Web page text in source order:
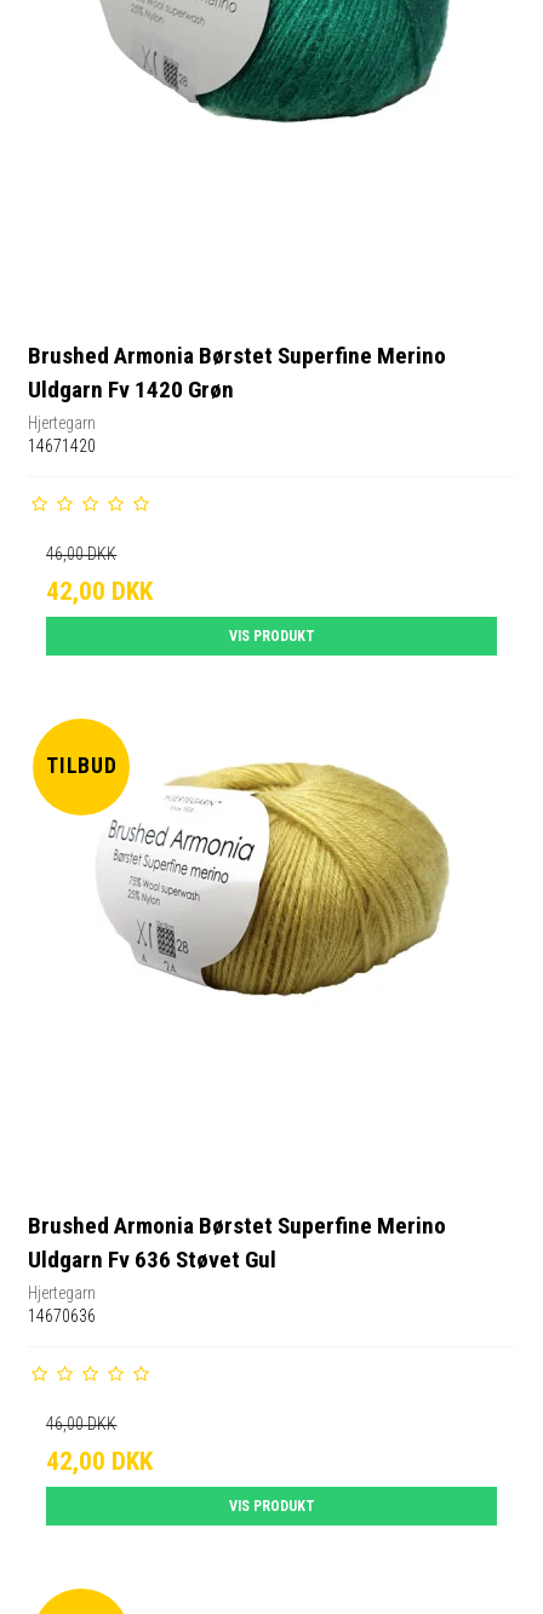
Brushed Armonia Børstet Superfine Merino
Uldgarn Fv 1420 Grøn
Hjertegarn
14671420
46,00 DKK
42,00 DKK
VIS PRODUKT
TILBUD
Brushed Armonia Børstet Superfine Merino
Uldgarn Fv 636 Støvet Gul
Hjertegarn
14670636
46,00 DKK
42,00 DKK
VIS PRODUKT